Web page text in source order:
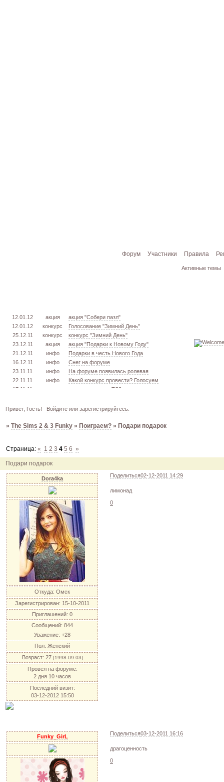
Форум Участники Правила
Активные темы
12.01.12 акция
акция "Собери пазл"
12.01.12
конкурс
Голосование "Зимний День"
25.12.11
конкурс
конкурс "Зимний День"
23.12.11
акция
акция "Подарки к Новому Году"
21.12.11
инфо
Подарки в честь Нового Года
16.12.11
инфо
Снег на форуме
23.11.11
инфо
На форуме появилась ролевая
22.11.11
инфо
Какой конкурс провести? Голосуем
17.11.11
извлекаем меш. TS3
15.11.11
урок
создаём свою обувь! TS3
03.10.11
инфо
город из GTA VC в игре TS3
12.04.11
инфо
порадуйте друг друга подарками!
04.04.11
акция
04.04.11
акция акция "Downloads"
Привет, Гость! Войдитеили зарегистрируйтесь.
»The Sims 2 & 3 Funky » Поиграем? » Подари подарок
Подари подарок
Страница:« 1 2 3 4 5 6 »
Поделиться02-12-2011 14:29
Dora4ka
Откуда: Омск
Зарегистрирован: 15-10-2011
Приглашений: 0
Сообщений: 844
Уважение: +28
Пол: Женский
Возраст: 27 [1998-09-03]
Провел на форуме:
2 дня 10 часов
Последний визит:
03-12-2012 15:50
лимонад
0
Поделиться03-12-2011 16:16
Funky_GirL
драгоценность
0